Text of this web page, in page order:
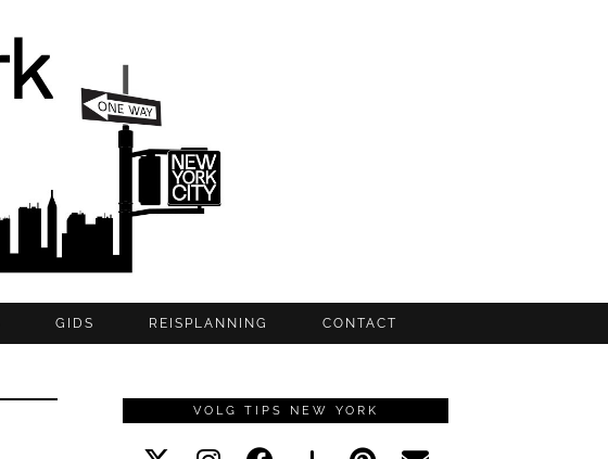
GIDS REISPLANNING CONTACT
VOLG TIPS NEW YORK